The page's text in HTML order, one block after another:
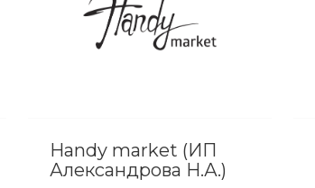
Handy market (ИП
Александрова Н.А.)